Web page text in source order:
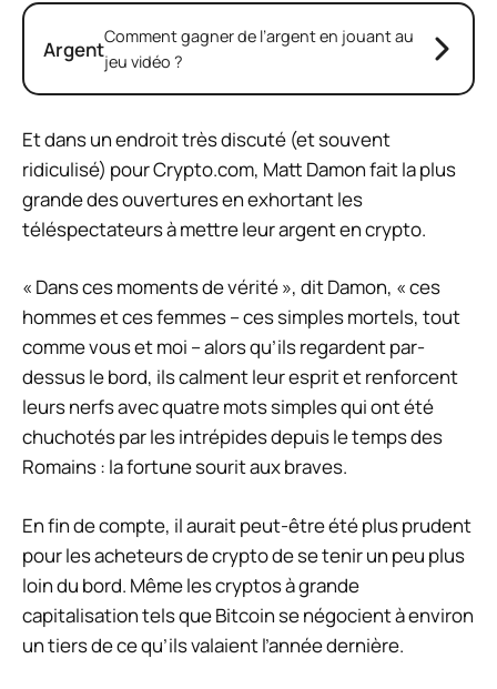
ArgentComment gagner de l’argent en jouant au
jeu vidéo ?
Et dans un endroit très discuté (et souvent
ridiculisé) pour Crypto.com, Matt Damon fait la plus
grande des ouvertures en exhortant les
téléspectateurs àmettre leur argent en crypto.
« Dans ces moments de vérité », dit Damon, « ces
hommes et ces femmes – ces simples mortels, tout
comme vous et moi – alors qu’ils regardent par-
dessus le bord, ils calment leur esprit et renforcent
leurs nerfs avec quatre mots simples qui ont été
chuchotés par les intrépides depuis le temps des
Romains : la fortune sourit aux braves.
En fin de compte, il aurait peut-être été plus prudent
pour les acheteurs de crypto de se tenir un peu plus
loin du bord. Même les cryptos à grande
capitalisation tels que Bitcoin se négocient à environ
un tiers de ce qu’ils valaient l’année dernière.